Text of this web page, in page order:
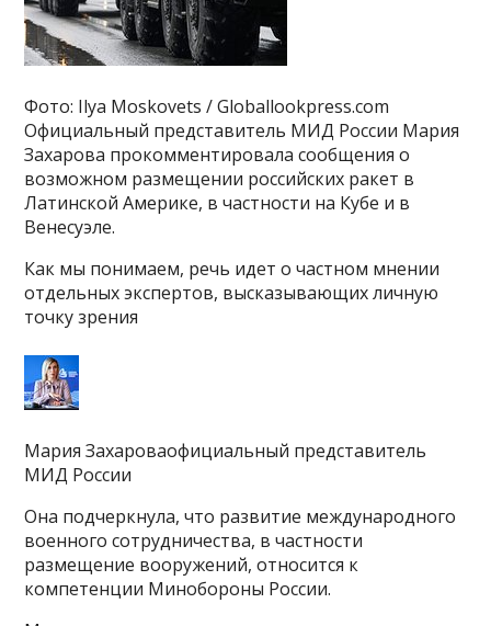
Фото: Ilya Moskovets / Globallookpress.com
Официальный представитель МИД России Мария
Захарова прокомментировала сообщения о
возможном размещении российских ракет в
Латинской Америке, в частности на Кубе и в
Венесуэле.
Как мы понимаем, речь идет о частном мнении
отдельных экспертов, высказывающих личную
точку зрения
Мария Захароваофициальный представитель
МИД России
Она подчеркнула, что развитие международного
военного сотрудничества, в частности
размещение вооружений, относится к
компетенции Минобороны России.